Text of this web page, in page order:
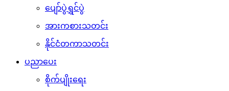
ပျော်ပွဲရွှင်ပွဲ
အားကစားသတင်း
နိုင်ငံတကာသတင်း
ပညာပေး
စိုက်ပျိုးရေး